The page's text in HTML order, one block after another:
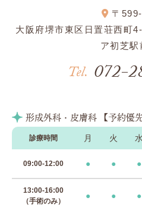
〒
大阪府堺市東区日置荘西町
ア初芝駅
Tel. 072-
形成外科・皮膚科 【予約優
診療時間 月 火 水
09:00-12:00 ● ● ●
13:00-16:00
（手術のみ）
● ● ●